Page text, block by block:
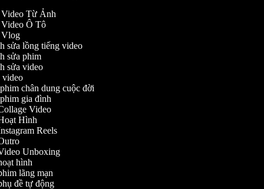
Video Từ Ảnh
Video Ô Tô
Vlog
sửa lồng tiếng video
sửa phim
sửa video
video
phim chân dung cuộc đời
gia đình
Video
Hình
Reels
Unboxing
hình
lãng mạn
đề tự động